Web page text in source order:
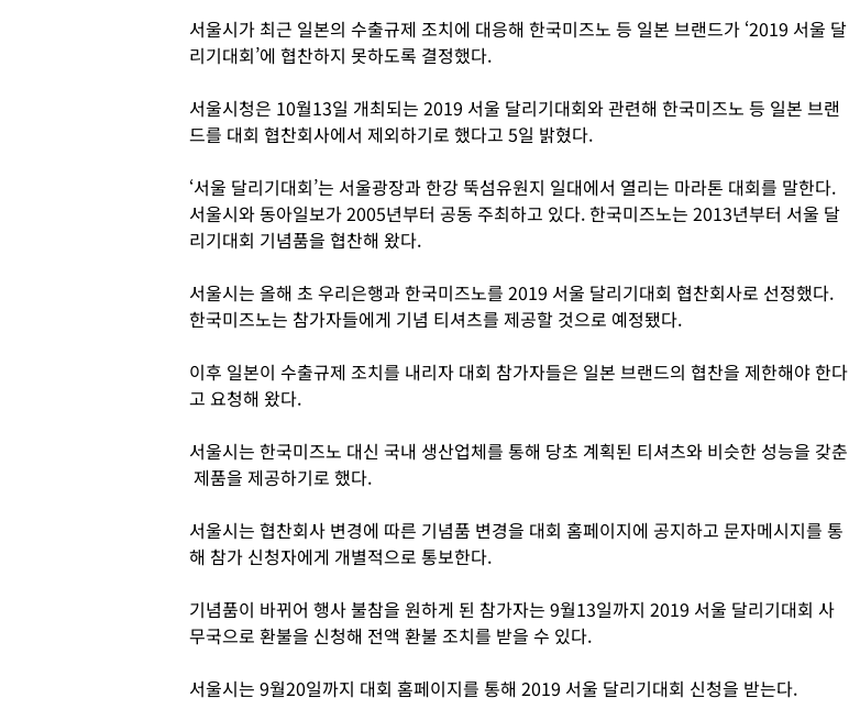
서울시가 최근 일본의 수출규제 조치에 대응해 한국미즈노 등 일본 브랜드가 ‘2019 서울 달
리기대회’에 협찬하지 못하도록 결정했다.
서울시청은 10월13일 개최되는 2019 서울 달리기대회와 관련해 한국미즈노 등 일본 브랜
드를 대회 협찬회사에서 제외하기로 했다고 5일 밝혔다.
‘서울 달리기대회’는 서울광장과 한강 뚝섬유원지 일대에서 열리는 마라톤 대회를 말한다.
서울시와 동아일보가 2005년부터 공동 주최하고 있다. 한국미즈노는 2013년부터 서울 달
리기대회 기념품을 협찬해 왔다.
서울시는 올해 초 우리은행과 한국미즈노를 2019 서울 달리기대회 협찬회사로 선정했다.
한국미즈노는 참가자들에게 기념 티셔츠를 제공할 것으로 예정됐다.
이후 일본이 수출규제 조치를 내리자 대회 참가자들은 일본 브랜드의 협찬을 제한해야 한다
고 요청해 왔다.
서울시는 한국미즈노 대신 국내 생산업체를 통해 당초 계획된 티셔츠와 비슷한 성능을 갖춘
제품을 제공하기로 했다.
서울시는 협찬회사 변경에 따른 기념품 변경을 대회 홈페이지에 공지하고 문자메시지를 통
해 참가 신청자에게 개별적으로 통보한다.
기념품이 바뀌어 행사 불참을 원하게 된 참가자는 9월13일까지 2019 서울 달리기대회 사
무국으로 환불을 신청해 전액 환불 조치를 받을 수 있다.
서울시는 9월20일까지 대회 홈페이지를 통해 2019 서울 달리기대회 신청을 받는다.